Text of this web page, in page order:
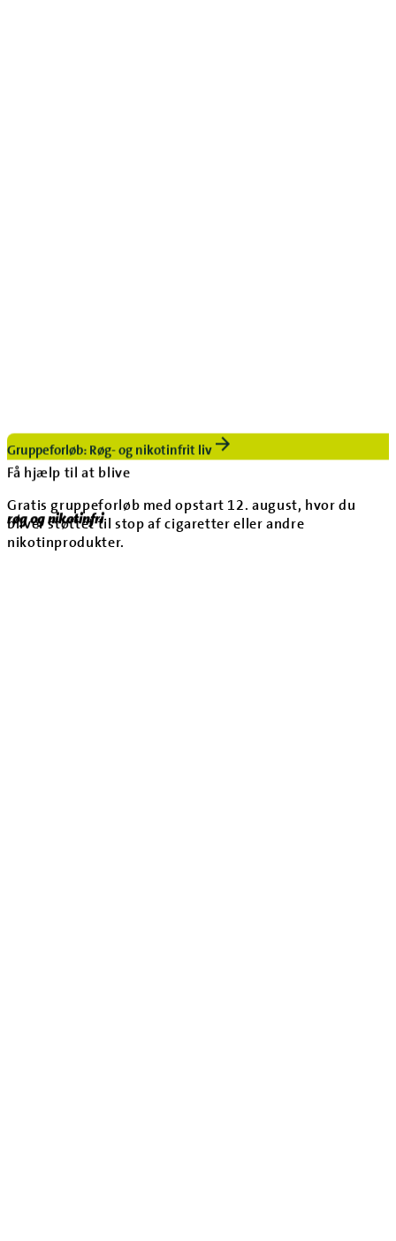
Gruppeforløb: Røg- og nikotinfrit liv
Få hjælp til at blive
røg og nikotinfri
Gratis gruppeforløb med opstart 12. august, hvor du
bliver støttet til stop af cigaretter eller andre
nikotinprodukter.